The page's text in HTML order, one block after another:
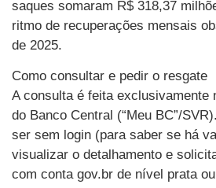
saques somaram R$ 318,37
ritmo de recuperações mensais
de 2025.
Como consultar e pedir o resgate
A consulta é feita exclusivamente
do Banco Central (“Meu BC”/
ser sem login (para saber se há
visualizar o detalhamento e
com conta gov.br de nível prata